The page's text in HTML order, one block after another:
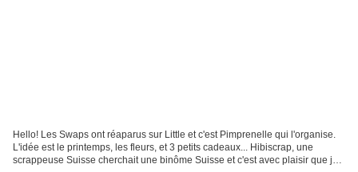
Hello! Les Swaps ont réaparus sur Little et c'est Pimprenelle qui l'organise.
L'idée est le printemps, les fleurs, et 3 petits cadeaux... Hibiscrap, une
scrappeuse Suisse cherchait une binôme Suisse et c'est avec plaisir que je